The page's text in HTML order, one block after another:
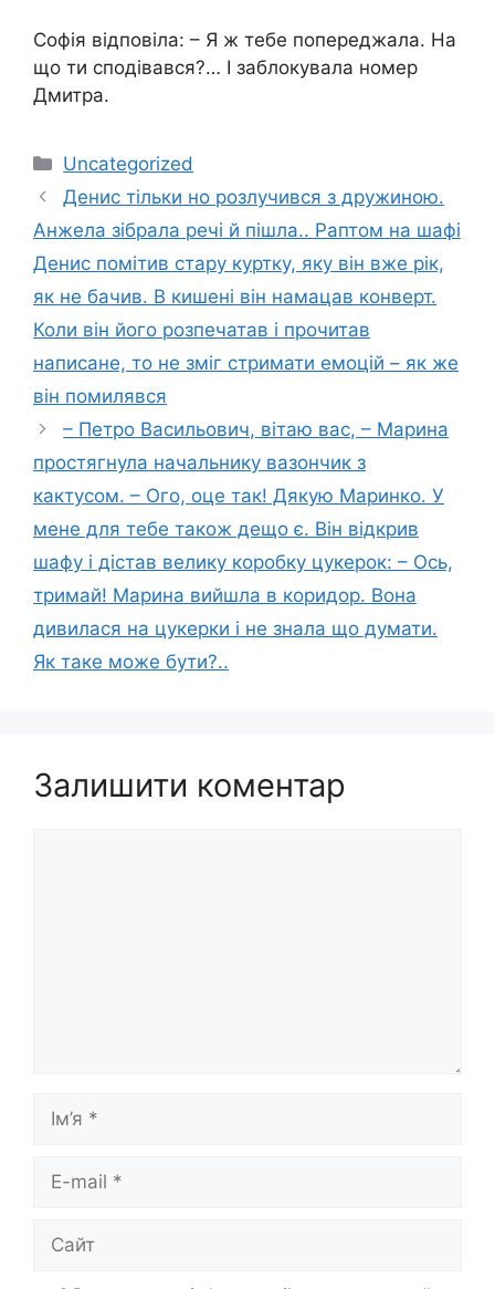
Софія відповіла: – Я ж тебе попереджала. На
що ти сподівався?… І заблокувала номер
Дмитра.
Категорії
Uncategorized
Денис тільки но розлучився з дружиною.
Анжела зібрала речі й пішла.. Раптом на шафі
Денис помітив стару куртку, яку він вже рік,
як не бачив. В кишені він намацав конверт.
Коли він його розпечатав і прочитав
написане, то не зміг стримати емоцій – як же
він помилявся
– Петро Васильович, вітаю вас, – Марина
простягнула начальнику вазончик з
кактусом. – Ого, оце так! Дякую Маринко. У
мене для тебе також дещо є. Він відкрив
шафу і дістав велику коробку цукерок: – Ось,
тримай! Марина вийшла в коридор. Вона
дивилася на цукерки і не знала що думати.
Як таке може бути?..
Залишити коментар
mail